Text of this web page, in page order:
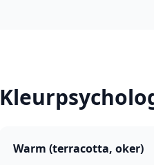
Warm (terracotta, oker)